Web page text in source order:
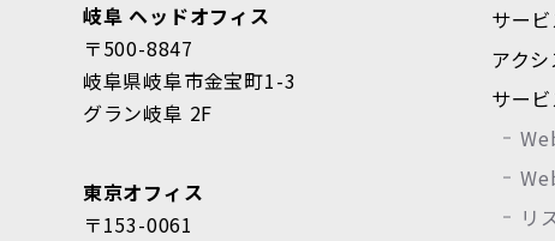
岐阜 ヘッドオフィス
〒500-8847
岐阜県岐阜市金宝町1-3
グラン岐阜 2F
東京オフィス
〒153-0061
サー
アク
サー
リ